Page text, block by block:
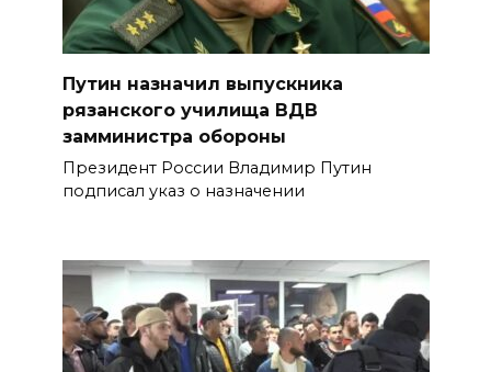
Путин назначил выпускника
рязанского училища ВДВ
замминистра обороны
Президент России Владимир Путин
подписал указ о назначении